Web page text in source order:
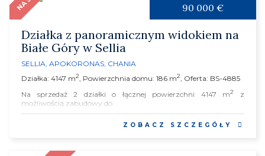
90 000 €
Działka z panoramicznym widokiem na
Białe Góry w Sellia
SELLIA APOKORONAS CHANIA
Działka: 4147 m2 , Powierzchnia domu: 186 m2 , Oferta: BS-4885
Na sprzedaż 2 działki o łącznej powierzchni 4147 m2
z
możliwością zabudowy do...
ZOBACZ SZCZEGÓŁY